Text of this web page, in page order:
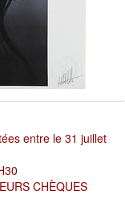
entre le 31 juillet
CHÈQUES